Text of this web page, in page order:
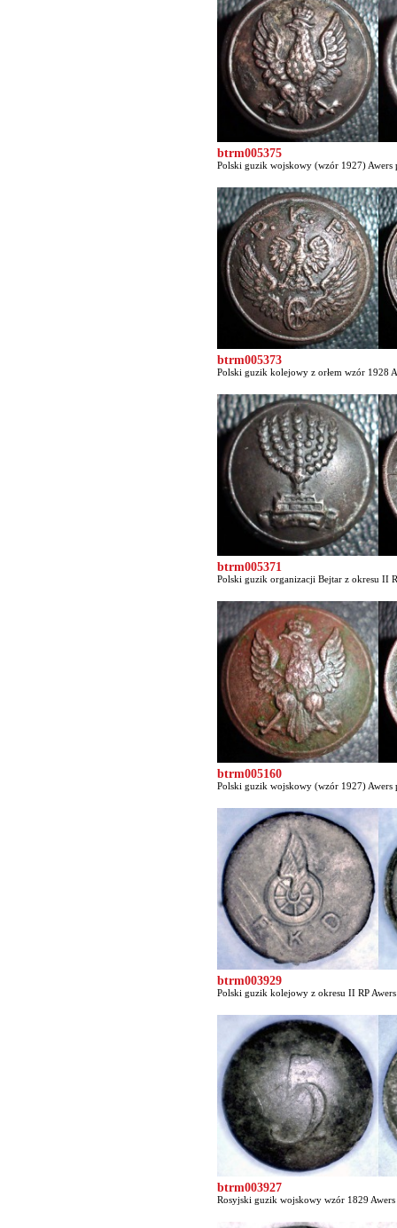
btrm005375
Polski guzik wojskowy (wzór 1927) Awers
btrm005373
Polski guzik kolejowy z orłem wzór 1928
btrm005371
Polski guzik organizacji Bejtar z okresu II
btrm005160
Polski guzik wojskowy (wzór 1927) Awers
btrm003929
Polski guzik kolejowy z okresu II RP
btrm003927
Rosyjski guzik wojskowy wzór 1829